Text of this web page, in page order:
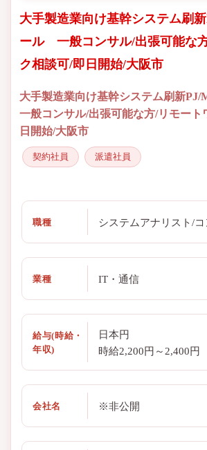
大手製造業向け基幹システム刷
ール 一般コンサル/出張可能な
ク相談可/即日開始/大阪市
大手製造業向け基幹システム刷新
一般コンサル/出張可能な方/リモート
日開始/大阪市
契約社員
派遣社員
職種 システムアナリスト/コ
業種 IT・通信
給与(時給・
年収)
日本円
時給2,200円～2,400円
会社名 ※非公開